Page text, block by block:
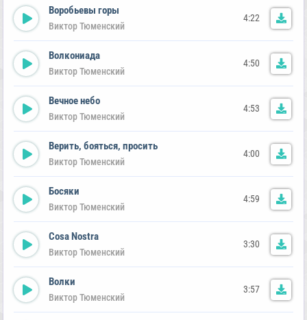
Воробьевы горы
Виктор Тюменский
4:22
Волкониада
Виктор Тюменский
4:50
Вечное небо
Виктор Тюменский
4:53
Верить, бояться, просить
Виктор Тюменский
4:00
Босяки
Виктор Тюменский
4:59
Cosa Nostra
Виктор Тюменский
3:30
Волки
Виктор Тюменский
3:57